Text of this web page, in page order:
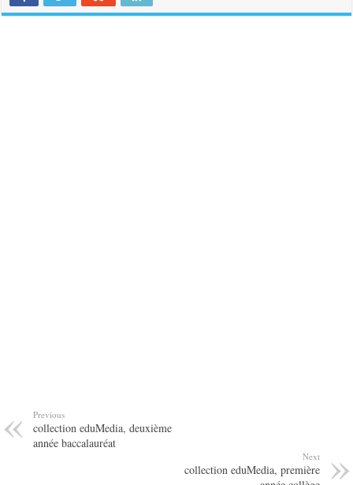
Previous
collection eduMedia, deuxième
année baccalauréat
Next
collection eduMedia, première